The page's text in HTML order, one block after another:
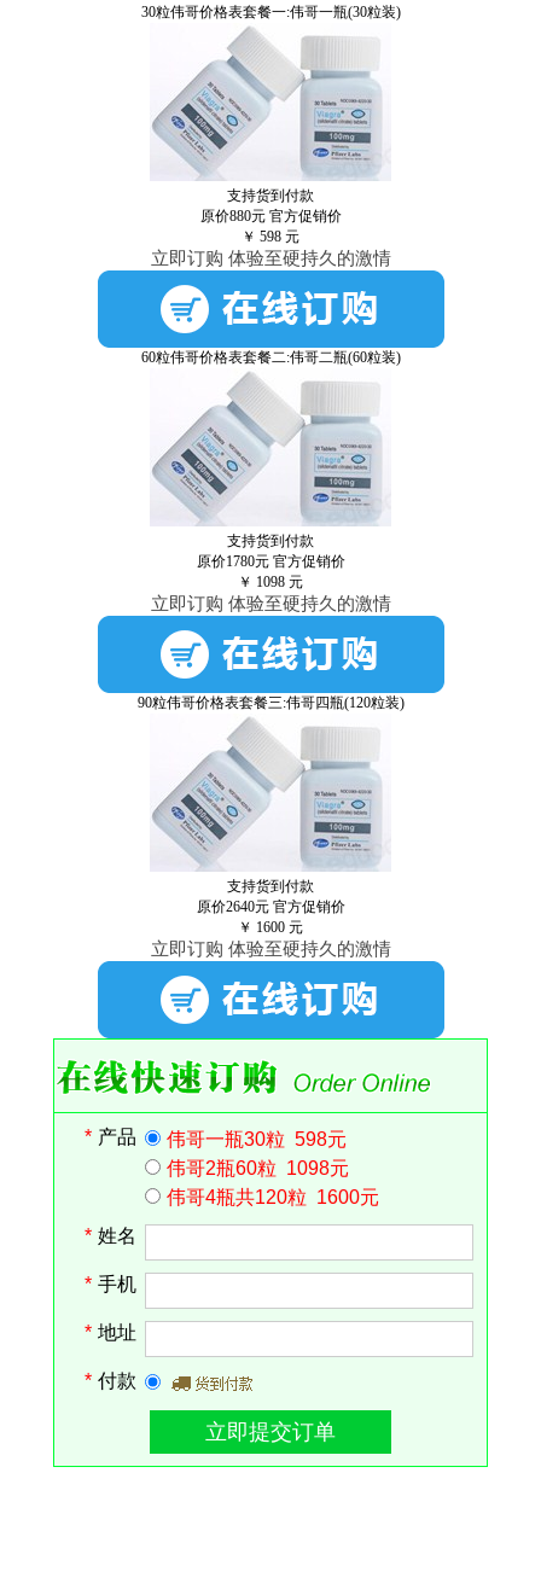
30粒伟哥价格表套餐一:伟哥一瓶(30粒装)
支持货到付款
原价880元 官方促销价
￥ 598 元
立即订购 体验至硬持久的激情
60粒伟哥价格表套餐二:伟哥二瓶(60粒装)
支持货到付款
原价1780元 官方促销价
￥ 1098 元
立即订购 体验至硬持久的激情
90粒伟哥价格表套餐三:伟哥四瓶(120粒装)
支持货到付款
原价2640元 官方促销价
￥ 1600 元
立即订购 体验至硬持久的激情